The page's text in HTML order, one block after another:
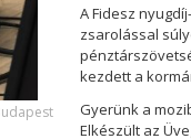
A Fidesz
zsarolással
kezdett a
Gyerünk a
Elkészült az